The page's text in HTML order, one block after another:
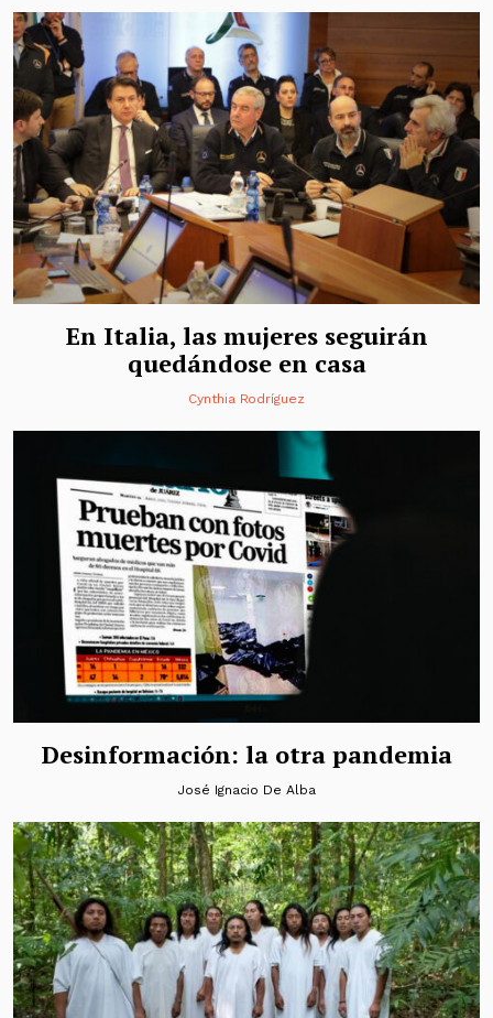
En Italia, las mujeres seguirán
quedándose en casa
Cynthia Rodríguez
Desinformación: la otra pandemia
José Ignacio De Alba